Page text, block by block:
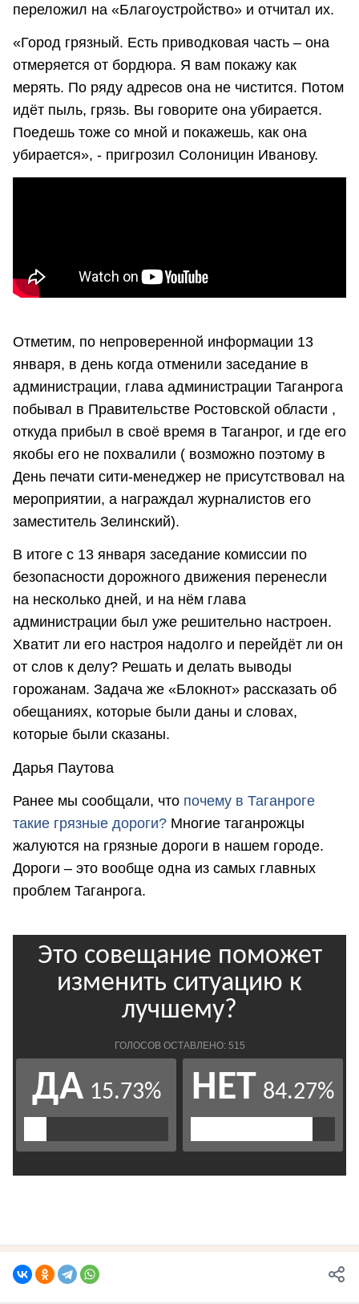
переложил на «Благоустройство» и отчитал их.
«Город грязный. Есть приводковая часть – она
отмеряется от бордюра. Я вам покажу как
мерять. По ряду адресов она не чистится. Потом
идёт пыль, грязь. Вы говорите она убирается.
Поедешь тоже со мной и покажешь, как она
убирается», - пригрозил Солоницин Иванову.
Отметим, по непроверенной информации 13
января, в день когда отменили заседание в
администрации, глава администрации Таганрога
побывал в Правительстве Ростовской области ,
откуда прибыл в своё время в Таганрог, и где его
якобы его не похвалили ( возможно поэтому в
День печати сити-менеджер не присутствовал на
мероприятии, а награждал журналистов его
заместитель Зелинский).
В итоге с 13 января заседание комиссии по
безопасности дорожного движения перенесли
на несколько дней, и на нём глава
администрации был уже решительно настроен.
Хватит ли его настроя надолго и перейдёт ли он
от слов к делу? Решать и делать выводы
горожанам. Задача же «Блокнот» рассказать об
обещаниях, которые были даны и словах,
которые были сказаны.
Дарья Паутова
Ранее мы сообщали, что почему в Таганроге
такие грязные дороги? Многие таганрожцы
жалуются на грязные дороги в нашем городе.
Дороги – это вообще одна из самых главных
проблем Таганрога.